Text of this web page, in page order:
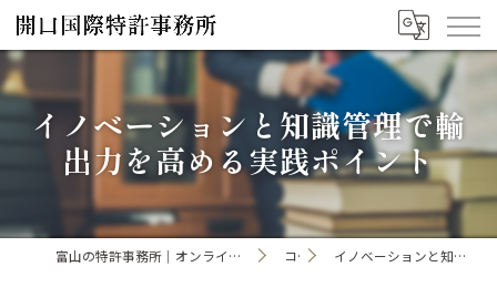
イノベーションと知識管理で輸
出力を高める実践ポイント
富山の特許事務所｜オンライン手続き・申請・出願なら「開口国際特許事務所」 コラム イノベーションと知識管理で輸出力を高める実践ポイント